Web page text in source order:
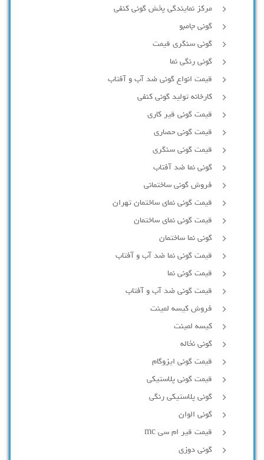
مرکز نمایندگی پخش گونی کنفی
گونی جامبو
گونی سنگری قیمت
گونی رنگی نما
قیمت انواع گونی ضد آب و آفتاب
کارخانه تولید گونی کنفی
قیمت گونی قیر کاری
قیمت گونی حصاری
قیمت گونی سنگری
گونی نما ضد آفتاب
فروش گونی ساختمانی
قیمت گونی نمای ساختمان تهران
قیمت گونی نمای ساختمان
گونی نما ساختمان
قیمت گونی نما ضد آب و آفتاب
قیمت گونی نما
قیمت گونی ضد آب و آفتاب
فروش کیسه لمینت
کیسه لمینت
گونی نخاله
قیمت گونی ایزوگام
قیمت گونی پلاستیکی
گونی پلاستیکی رنگی
گونی الوان
قیمت قیر ام سی mc
گونی دوزی